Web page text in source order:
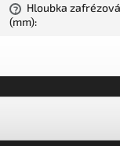
?
Hloubka
(mm):